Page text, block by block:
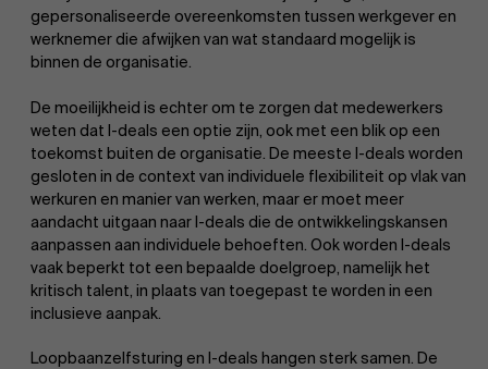
gepersonaliseerde overeenkomsten tussen werkgever en
werknemer die afwijken van wat standaard mogelijk is
binnen de organisatie.
De moeilijkheid is echter om te zorgen dat medewerkers
weten dat I-deals een optie zijn, ook met een blik op een
toekomst buiten de organisatie. De meeste I-deals worden
gesloten in de context van individuele flexibiliteit op vlak van
werkuren en manier van werken, maar er moet meer
aandacht uitgaan naar I-deals die de ontwikkelingskansen
aanpassen aan individuele behoeften. Ook worden I-deals
vaak beperkt tot een bepaalde doelgroep, namelijk het
kritisch talent, in plaats van toegepast te worden in een
inclusieve aanpak.
Loopbaanzelfsturing en I-deals hangen sterk samen. De